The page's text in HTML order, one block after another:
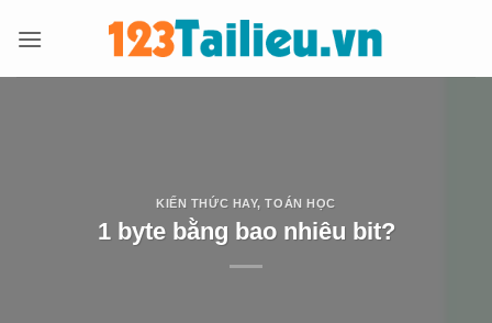
qua
KIẾN THỨC HAY,TOÁN HỌC
1 byte bằng bao nhiêu bit?